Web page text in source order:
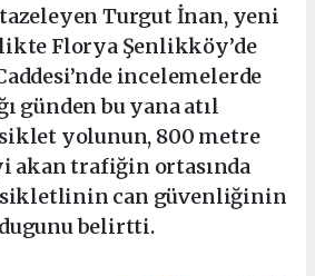
Turgut İnan, yeni
Florya Şenlikköy’de
incelemelerde
günden bu yana atıl
yolunun, 800 metre
akan trafiğin ortasında
can güvenliğinin
belirtti.